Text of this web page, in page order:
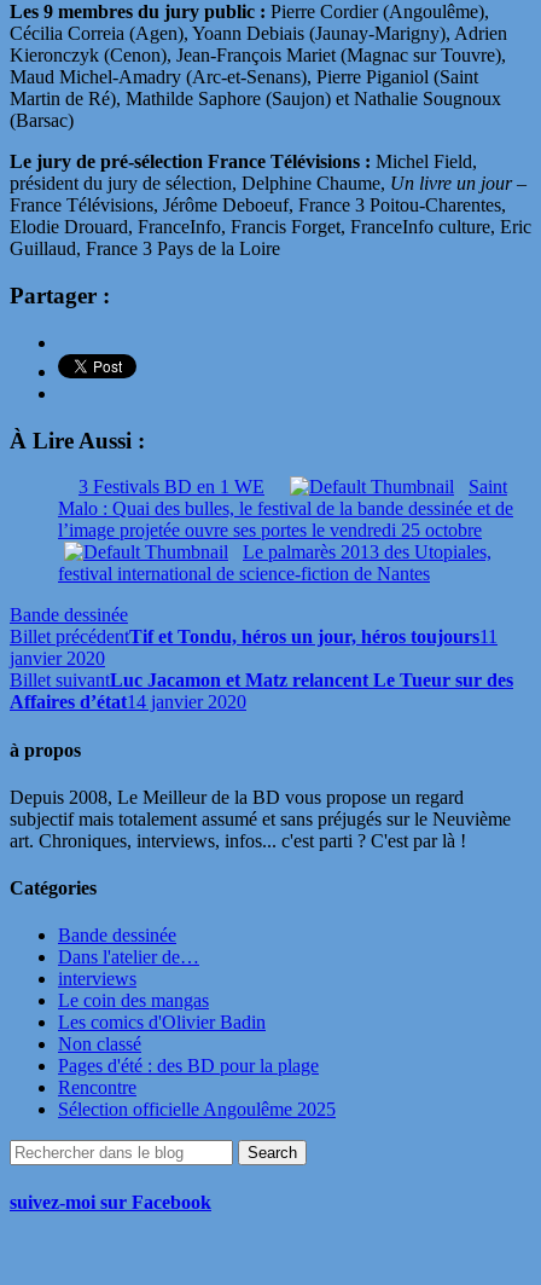
Les 9 membres du jury public : Pierre Cordier (Angoulême),
Cécilia Correia (Agen), Yoann Debiais (Jaunay-Marigny), Adrien
Kieronczyk (Cenon), Jean-François Mariet (Magnac sur Touvre),
Maud Michel-Amadry (Arc-et-Senans), Pierre Piganiol (Saint
Martin de Ré), Mathilde Saphore (Saujon) et Nathalie Sougnoux
(Barsac)
Le jury de pré-sélection France Télévisions : Michel Field,
président du jury de sélection, Delphine Chaume, Un livre un jour–
France Télévisions, Jérôme Deboeuf, France 3 Poitou-Charentes,
Elodie Drouard, FranceInfo, Francis Forget, FranceInfo culture, Eric
Guillaud, France 3 Pays de la Loire
Partager :
À Lire Aussi :
3 Festivals BD en 1 WE
Saint
Malo : Quai des bulles, le festival de la bande dessinée et de
l’image projetée ouvre ses portes le vendredi 25 octobre
Le palmarès 2013 des Utopiales,
festival international de science-fiction de Nantes
Bande dessinée
Billet précédentTif et Tondu, héros un jour, héros toujours11
janvier 2020
Billet suivantLuc Jacamon et Matz relancent Le Tueur sur des
Affaires d’état14 janvier 2020
à propos
Depuis 2008, Le Meilleur de la BD vous propose un regard
subjectif mais totalement assumé et sans préjugés sur le Neuvième
art. Chroniques, interviews, infos... c'est parti ? C'est par là !
Catégories
Bande dessinée
Dans l'atelier de…
interviews
Le coin des mangas
Les comics d'Olivier Badin
Non classé
Pages d'été : des BD pour la plage
Rencontre
Sélection officielle Angoulême 2025
suivez-moi sur Facebook